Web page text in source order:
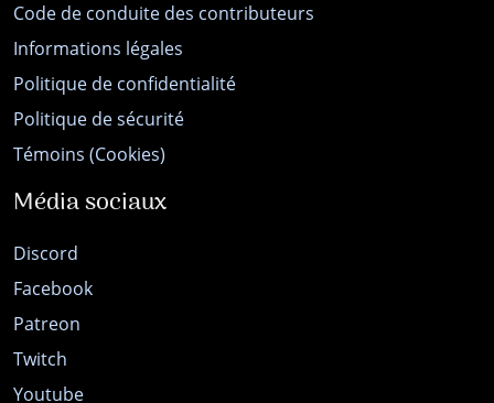
Code de conduite des contributeurs
Informations légales
Politique de confidentialité
Politique de sécurité
Témoins (Cookies)
Média sociaux
Discord
Facebook
Patreon
Twitch
Youtube